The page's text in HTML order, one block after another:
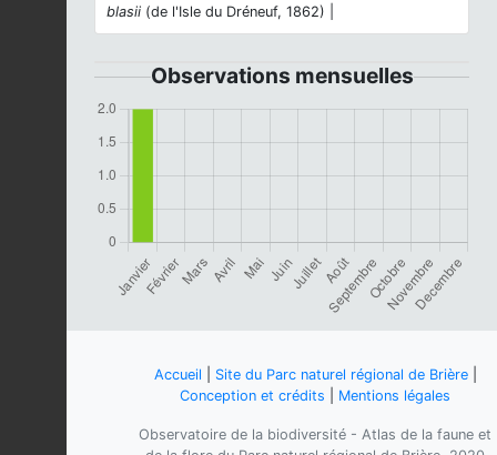
blasii (de l'Isle du Dréneuf, 1862) |
Observations mensuelles
Accueil Site du Parc naturel régional de Brière|
Conception et crédits
Mentions légales
Observatoire de la biodiversité - Atlas de la faune et